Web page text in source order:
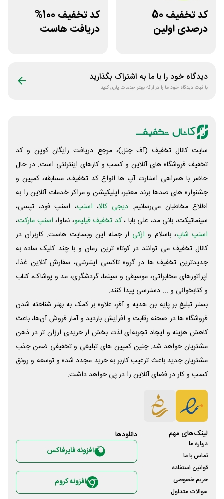
کد تخفیف 50
درصدی اولین
کد تخفیف 100%
دریافت هاست
دیدگاه خود را با ما به اشتراک بگذارید
با ثبت دیدگاه خود ما را در ارائه بهتر خدمات یاری کنید
سایت کانال تخفیف (آف چنل)، مرجع دریافت رایگان کوپن و کد
تخفیف فروشگاه های آنلاین و کسب و‌ کارهای اینترنتی است. در حال
حاضر با همراهی استارت آپ ها انواع کد تخفیف، مسابقه، کمپین و
جشنواره های صدها برند معتبر، اپلیکیشن و مراکز خدمات آنلاین را به
اطلاع مخاطبان می‌رسانیم. دیجی کالا، اسنپ، اسنپ فود، تپسی،
سینماتیکت، بانی مد، علی‌ بابا ،کد تخفیف فیلیمو، نماوا، اسنپ مارکت،
اسنپ شاپ، باسلام و ازکی از جمله این وبسایت ‌هاست. کاربران در
کانال تخفیف می توانند در کوتاه ترین زمان و با چند کلیک ساده به
جدیدترین تخفیف ها در گروه تاکسی اینترنتی، سفارش آنلاین غذا،
اپراتورهای مخابراتی، موسیقی و سینما، گردشگری، مد و پوشاک، کتاب
و کتابخوانی و ... دسترسی پیدا کنند.
بستر تبلیغ بر پایه بن هدیه و آفر، علاوه بر کمک به بهتر شناخته شدن
فروشگاه ها در صحنه رقابت و افزایش بازدید و آمار فروش آن‌ها، باعث
کاهش هزینه و ایجاد تجربه‌ای لذت بخش از خریدی ارزان تر در ذهن
مشتریان خواهد شد. چنین کمپین های تبلیغی و تخفیفی ضمن جذب
مشتریان جدید باعث ترغیب کاربر به خرید مجدد شده و توسعه و رونق
کسب و کار در فضای آنلاین را در پی خواهد داشت.
لینک‌های مهم
درباره ما
تماس با ما
قوانین استفاده
حریم خصوصی
سوالات متداول
دانلود‌ها
افزونه فایرفاکس
افزونه کروم